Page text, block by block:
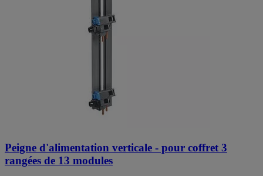
Peigne d'alimentation verticale - pour coffret 3
rangées de 13 modules